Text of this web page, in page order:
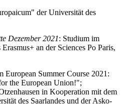
der Universität des
Dezember 2021: Studium im
an der Sciences Po Paris,
European Summer Course 2021:
the European Union!";
in Kooperation mit dem
des Saarlandes und der Asko-